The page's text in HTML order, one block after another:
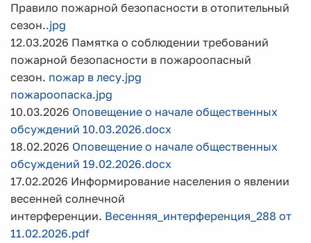
Правило пожарной безопасности в отопительный
сезон..jpg
12.03.2026 Памятка о соблюдении требований
пожарной безопасности в пожароопасный
сезон. пожар в лесу.jpg
пожароопаска.jpg
10.03.2026 Оповещение о начале общественных
обсуждений 10.03.2026.docx
18.02.2026 Оповещение о начале общественных
обсуждений 19.02.2026.docx
17.02.2026 Информирование населения о явлении
весенней солнечной
интерференции. Весенняя_интерференция_288 от
11.02.2026.pdf